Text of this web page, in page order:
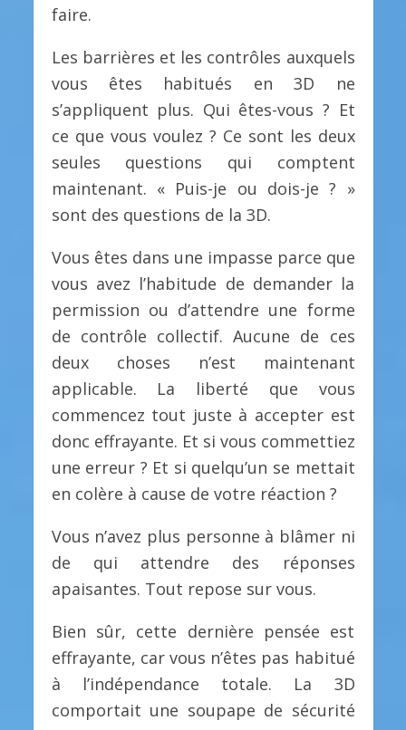
faire.
Les barrières et les contrôles auxquels
vous êtes habitués en 3D ne
s’appliquent plus. Qui êtes-vous ? Et
ce que vous voulez ? Ce sont les deux
seules questions qui comptent
maintenant. « Puis-je ou dois-je ? »
sont des questions de la 3D.
Vous êtes dans une impasse parce que
vous avez l’habitude de demander la
permission ou d’attendre une forme
de contrôle collectif. Aucune de ces
deux choses n’est maintenant
applicable. La liberté que vous
commencez tout juste à accepter est
donc effrayante. Et si vous commettiez
une erreur ? Et si quelqu’un se mettait
en colère à cause de votre réaction ?
Vous n’avez plus personne à blâmer ni
de qui attendre des réponses
apaisantes. Tout repose sur vous.
Bien sûr, cette dernière pensée est
effrayante, car vous n’êtes pas habitué
à l’indépendance totale. La 3D
comportait une soupape de sécurité